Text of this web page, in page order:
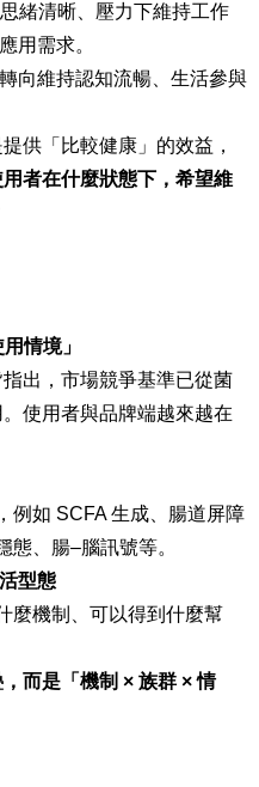
緒清晰、壓力下維持工作
用需求。
向維持認知流暢、生活參與
供「比較健康」的效益，
用者在什麼狀態下，希望維
情境」
出，市場競爭基準已從菌
使用者與品牌端越來越在
例如 SCFA 生成、腸道屏障
態、腸–腦訊號等。
型態
麼機制、可以得到什麼幫
而是「機制 × 族群 × 情